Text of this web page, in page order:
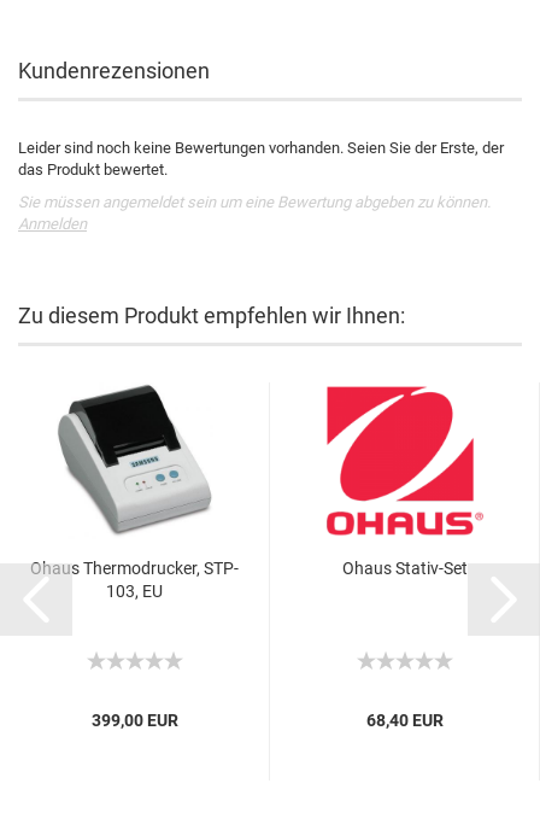
Kundenrezensionen
Leider sind noch keine Bewertungen vorhanden. Seien Sie der Erste, der
das Produkt bewertet.
Sie müssen angemeldet sein um eine Bewertung abgeben zu können.
Anmelden
Zu diesem Produkt empfehlen wir Ihnen:
Ohaus Thermodrucker, STP-
103, EU
399,00 EUR
Ohaus Stativ-Set
68,40 EUR